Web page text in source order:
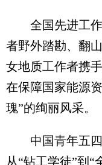
全国先进工作
者野外踏勘、翻
女地质工作者携
在保障国家能源
瑰”的绚丽风采。
中国青年五四
从“钻工学徒”到“